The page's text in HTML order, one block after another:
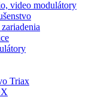
video modulátory
Triax